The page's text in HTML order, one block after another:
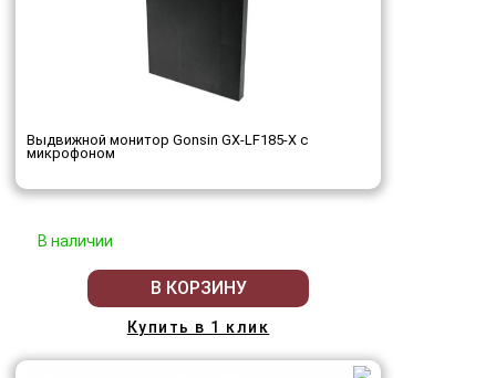
Выдвижной монитор Gonsin GX-LF185-X с
микрофоном
В наличии
В КОРЗИНУ
Купить в 1 клик